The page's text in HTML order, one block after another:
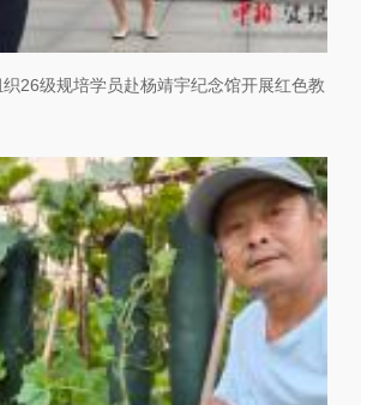
26级规培学员赴杨靖宇纪念馆开展红色教